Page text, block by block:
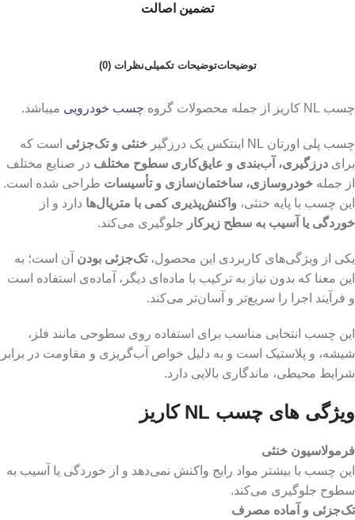
تضمین اصالت
توضیحاتتوضیحات تکمیلینظرات (0)
چسب NL کاریز از جمله محصولات گروه چسب خودرویی میباشد.
چسب پلی اورتان NL اینتکس یک درزگیر خنثی و تک‌جزئی است که
برای درزگیری، آب‌بندی و عایق‌کاری سطوح مختلف در صنایع مختلف
از جمله خودروسازی، ساختمان‌سازی و تأسیسات طراحی شده است.
این چسب با پایه خنثی، واکنش‌پذیری کمی با متریال‌ها دارد و از
خوردگی یا آسیب به سطح زیرکار جلوگیری می‌کند.
یکی از ویژگی‌های کاربردی این محصول،تک‌جزئی بودن آن است؛ به
این معنا که بدون نیاز به ترکیب با ماده‌ای دیگر، آماده‌ی استفاده است
و فرآیند اجرا را سریع‌تر و آسان‌تر می‌کند.
این چسب انتخابی مناسب برای استفاده روی سطوحی مانند فلز،
شیشه، و پلاستیک است و به دلیل خواص آب‌گریزی و مقاومت در برابر
شرایط محیطی، ماندگاری بالایی دارد.
ویژگی های چسب NL کاریز
فرمولاسیون خنثی
این چسب با بیشتر مواد رایج واکنش نمی‌دهد و از خوردگی یا آسیب به
سطوح جلوگیری می‌کند.
تک‌جزئی و آماده مصرف